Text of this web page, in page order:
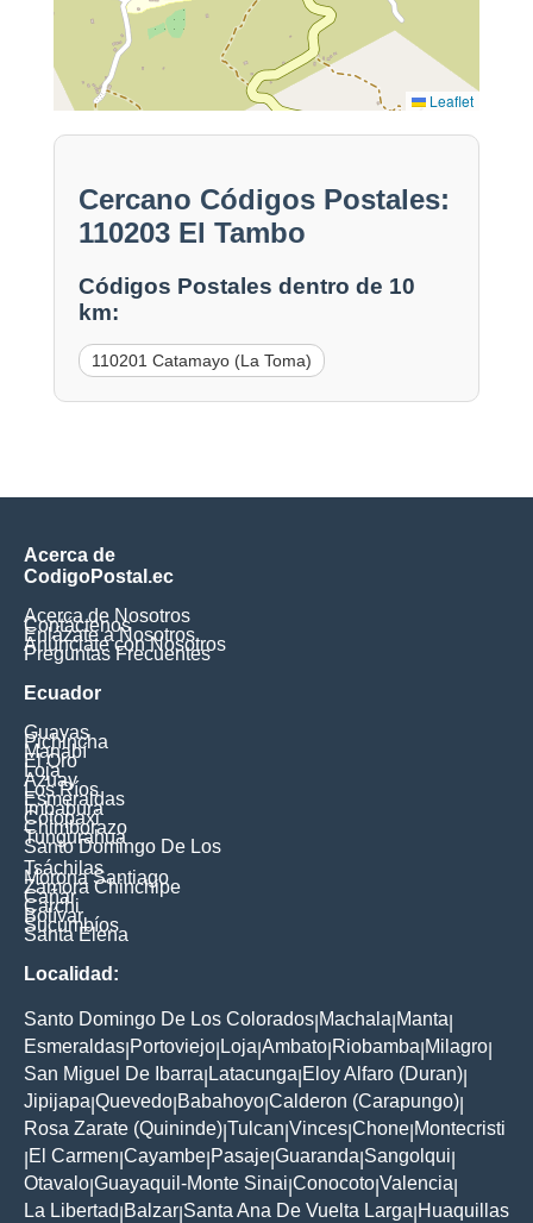
Leaflet
Cercano Códigos Postales:
110203 El Tambo
Códigos Postales dentro de 10
km:
110201 Catamayo (La Toma)
Acerca de
CodigoPostal.ec
Acerca de Nosotros
Contáctenos
Enlázate a Nosotros
Anúnciate con Nosotros
Preguntas Frecuentes
Ecuador
Guayas
Pichincha
Manabí
El Oro
Loja
Azuay
Los Ríos
Esmeraldas
Imbabura
Cotopaxi
Chimborazo
Tungurahua
Santo Domingo De Los
Tsáchilas
Morona Santiago
Zamora Chinchipe
Cañar
Carchi
Bolívar
Sucumbíos
Santa Elena
Localidad:
Santo Domingo De Los Colorados Machala Manta
Esmeraldas Portoviejo Loja Ambato Riobamba Milagro
San Miguel De Ibarra Latacunga Eloy Alfaro (Duran)
Jipijapa Quevedo Babahoyo Calderon (Carapungo)
Rosa Zarate (Quininde) Tulcan Vinces Chone Montecristi
El Carmen Cayambe Pasaje Guaranda Sangolqui
Otavalo Guayaquil-Monte Sinai Conocoto Valencia
La Libertad Balzar Santa Ana De Vuelta Larga Huaquillas